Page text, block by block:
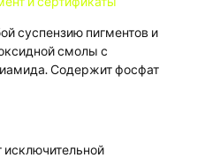
суспензию пигментов и
смолы с
Содержит фосфат